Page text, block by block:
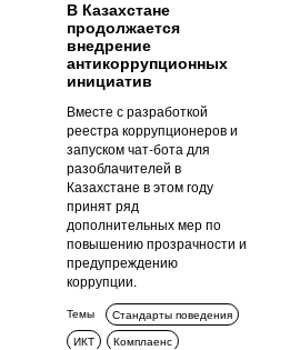
В Казахстане
продолжается
внедрение
антикоррупционных
инициатив
Вместе с разработкой
реестра коррупционеров и
запуском чат-бота для
разоблачителей в
Казахстане в этом году
принят ряд
дополнительных мер по
повышению прозрачности и
предупреждению
коррупции.
Темы
Стандарты поведения
ИКТ
Комплаенс